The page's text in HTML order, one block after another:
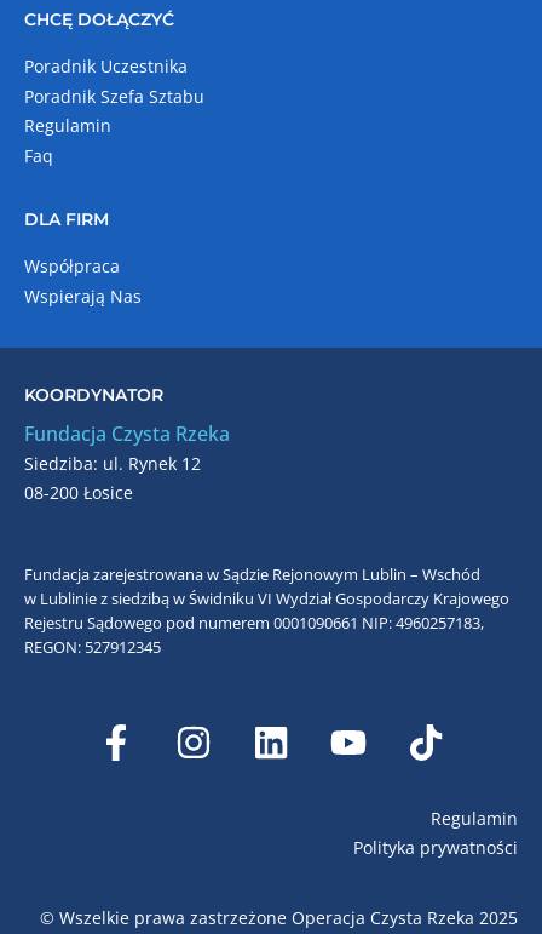
CHCĘ DOŁĄCZYĆ
Poradnik Uczestnika
Poradnik Szefa Sztabu
Regulamin
Faq
DLA FIRM
Współpraca
Wspierają Nas
KOORDYNATOR
Fundacja Czysta Rzeka
Siedziba: ul. Rynek 12
08-200 Łosice
Fundacja zarejestrowana w Sądzie Rejonowym Lublin – Wschód
w Lublinie z siedzibą w Świdniku VI Wydział Gospodarczy Krajowego
Rejestru Sądowego pod numerem 0001090661 NIP: 4960257183,
REGON: 527912345
Regulamin
Polityka prywatności
© Wszelkie prawa zastrzeżone Operacja Czysta Rzeka 2025